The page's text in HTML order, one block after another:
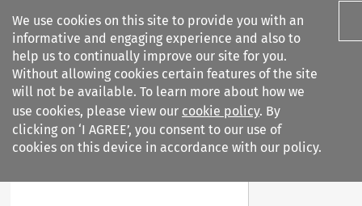
We use cookies on this site to provide you with an
informative and engaging experience and also to
help us to continually improve our site for you.
Without allowing cookies certain features of the site
will not be available. To learn more about how we
use cookies, please view our cookie policy. By
clicking on ‘I AGREE’, you consent to our use of
cookies on this device in accordance with our policy.
Search filters
Journal of European Consumer
Search content